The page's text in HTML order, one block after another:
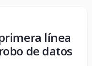
línea
de datos